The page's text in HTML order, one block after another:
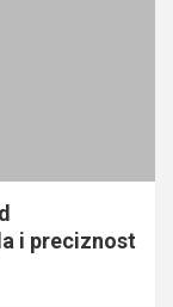
i preciznost